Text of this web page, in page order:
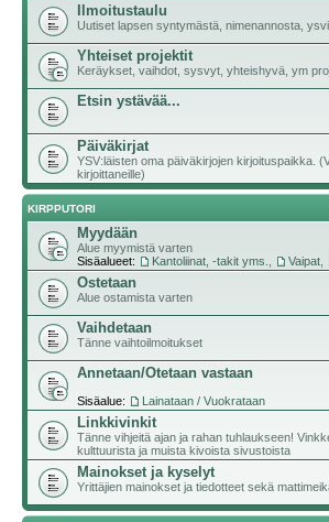
Ilmoitustaulu
Uutiset lapsen syntymästä, nimenannosta,
Yhteiset projektit
Keräykset, vaihdot, sysvyt, yhteishyvä, ym
Etsin ystävää...
Päiväkirjat
YSV:läisten oma päiväkirjojen kirjoituspaikka.
kirjoittaneille)
KIRPPUTORI
Myydään
Alue myymistä varten
Sisäalueet:
Kantoliinat, -takit yms. Vaipat
Ostetaan
Alue ostamista varten
Vaihdetaan
Tänne vaihtoilmoitukset
Annetaan/Otetaan vastaan
Sisäalue: Lainataan / Vuokrataan
Linkkivinkit
Tänne vihjeitä ajan ja rahan tuhlaukseen!
kulttuurista ja muista kivoista sivustoista
Mainokset ja kyselyt
Yrittäjien mainokset ja tiedotteet sekä